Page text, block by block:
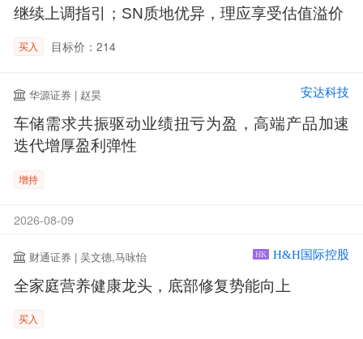
继续上调指引；SN质地优异，理应享受估值溢价
买入 目标价：214
华源证券 | 赵昊 安达科技
车储需求共振驱动业绩扭亏为盈，高端产品加速
迭代增厚盈利弹性
增持
2026-08-09
财通证券 | 吴文德,马咏怡 HK H&H国际控股
全家庭营养健康龙头，底部修复势能向上
买入